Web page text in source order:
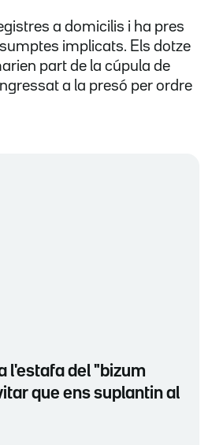
a domicilis i ha pres
implicats. Els dotze
part de la cúpula de
a la presó per ordre
l'estafa del "bizum
que ens suplantin al